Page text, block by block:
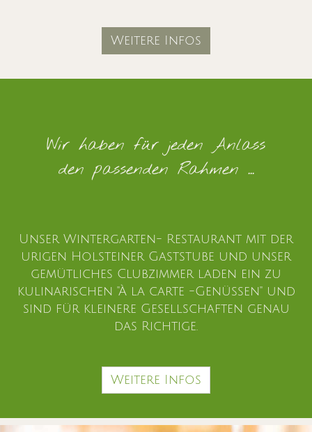
Weitere Infos
Wir haben für jeden Anlass
den passenden Rahmen ...
Unser Wintergarten- Restaurant mit der
urigen Holsteiner Gaststube und unser
gemütliches Clubzimmer laden ein zu
kulinarischen "À la carte -Genüssen" und
sind für kleinere Gesellschaften genau
das Richtige.
Weitere Infos